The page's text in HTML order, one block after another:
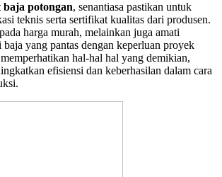
baja potongan, senantiasa pastikan untuk
teknis serta sertifikat kualitas dari produsen.
harga murah, melainkan juga amati
baja yang pantas dengan keperluan proyek
hal-hal hal yang demikian,
efisiensi dan keberhasilan dalam cara